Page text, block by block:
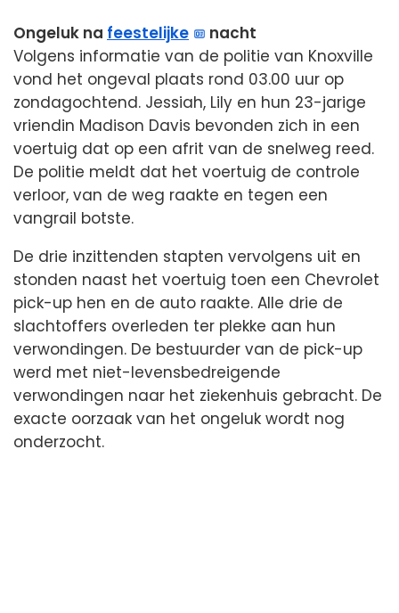
Ongeluk na feestelijke
nacht
Volgens informatie van de politie van Knoxville
vond het ongeval plaats rond 03.00 uur op
zondagochtend. Jessiah, Lily en hun 23-jarige
vriendin Madison Davis bevonden zich in een
voertuig dat op een afrit van de snelweg reed.
De politie meldt dat het voertuig de controle
verloor, van de weg raakte en tegen een
vangrail botste.
De drie inzittenden stapten vervolgens uit en
stonden naast het voertuig toen een Chevrolet
pick-up hen en de auto raakte. Alle drie de
slachtoffers overleden ter plekke aan hun
verwondingen. De bestuurder van de pick-up
werd met niet-levensbedreigende
verwondingen naar het ziekenhuis gebracht. De
exacte oorzaak van het ongeluk wordt nog
onderzocht.